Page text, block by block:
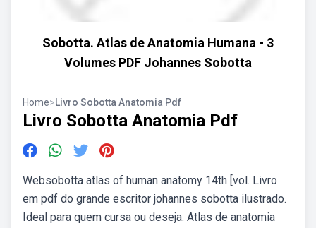
Sobotta. Atlas de Anatomia Humana - 3
Volumes PDF Johannes Sobotta
Home>Livro Sobotta Anatomia Pdf
Livro Sobotta Anatomia Pdf
Websobotta atlas of human anatomy 14th [vol. Livro
em pdf do grande escritor johannes sobotta ilustrado.
Ideal para quem cursa ou deseja. Atlas de anatomia